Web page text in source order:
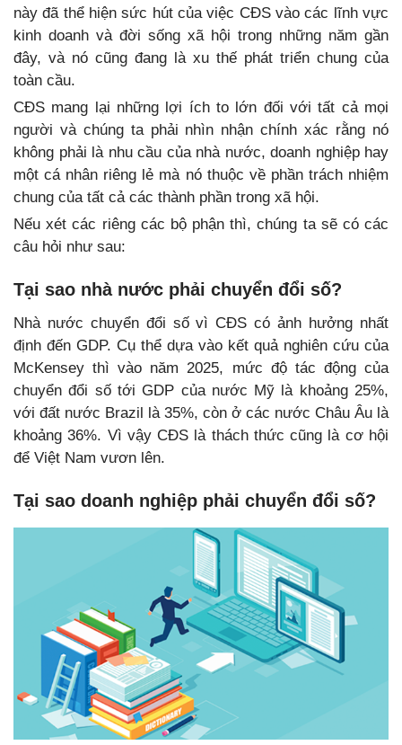
này đã thể hiện sức hút của việc CĐS vào các lĩnh vực
kinh doanh và đời sống xã hội trong những năm gần
đây, và nó cũng đang là xu thế phát triển chung của
toàn cầu.
CĐS mang lại những lợi ích to lớn đối với tất cả mọi
người và chúng ta phải nhìn nhận chính xác rằng nó
không phải là nhu cầu của nhà nước, doanh nghiệp hay
một cá nhân riêng lẻ mà nó thuộc về phần trách nhiệm
chung của tất cả các thành phần trong xã hội.
Nếu xét các riêng các bộ phận thì, chúng ta sẽ có các
câu hỏi như sau:
Tại sao nhà nước phải chuyển đổi số?
Nhà nước chuyển đổi số vì CĐS có ảnh hưởng nhất
định đến GDP. Cụ thể dựa vào kết quả nghiên cứu của
McKensey thì vào năm 2025, mức độ tác động của
chuyển đổi số tới GDP của nước Mỹ là khoảng 25%,
với đất nước Brazil là 35%, còn ở các nước Châu Âu là
khoảng 36%. Vì vậy CĐS là thách thức cũng là cơ hội
để Việt Nam vươn lên.
Tại sao doanh nghiệp phải chuyển đổi số?